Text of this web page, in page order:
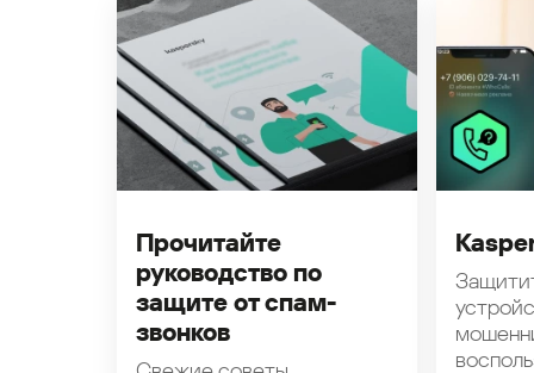
Прочитайте
руководство по
защите от спам-
звонков